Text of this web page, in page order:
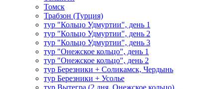
Томск
Трабзон (Турция)
тур "Кольцо Удмуртии", день 1
тур "Кольцо Удмуртии", день 2
тур "Кольцо Удмуртии", день 3
тур "Онежское кольцо", день 1
тур "Онежское кольцо", день 2
тур Березники + Соликамск, Чердынь
тур Березники + Усолье
тур Вытегра (2 дня, Онежское кольцо)